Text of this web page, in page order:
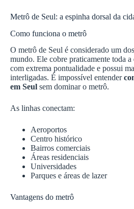
Metrô de Seul: a espinha dorsal da
Como funciona o metrô
O metrô de Seul é considerado um
mundo. Ele cobre praticamente toda
com extrema pontualidade e possui
interligadas. É impossível entender
em Seul sem dominar o metrô.
As linhas conectam:
Aeroportos
Centro histórico
Bairros comerciais
Áreas residenciais
Universidades
Parques e áreas de lazer
Vantagens do metrô